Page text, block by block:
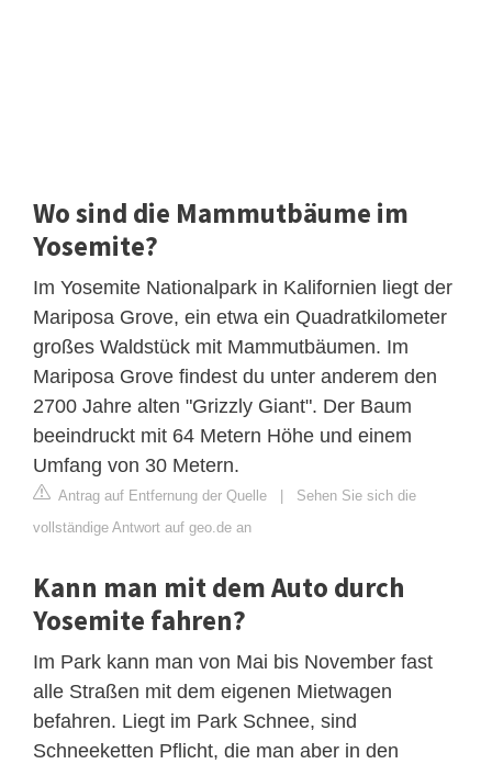
Wo sind die Mammutbäume im
Yosemite?
Im Yosemite Nationalpark in Kalifornien liegt der
Mariposa Grove, ein etwa ein Quadratkilometer
großes Waldstück mit Mammutbäumen. Im
Mariposa Grove findest du unter anderem den
2700 Jahre alten "Grizzly Giant". Der Baum
beeindruckt mit 64 Metern Höhe und einem
Umfang von 30 Metern.
Antrag auf Entfernung der Quelle | Sehen Sie sich die
vollständige Antwort auf geo.de an
Kann man mit dem Auto durch
Yosemite fahren?
Im Park kann man von Mai bis November fast
alle Straßen mit dem eigenen Mietwagen
befahren. Liegt im Park Schnee, sind
Schneeketten Pflicht, die man aber in den